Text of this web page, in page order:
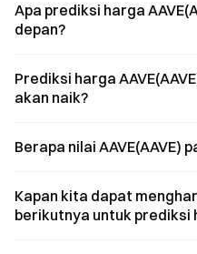
Apa prediksi harga
depan?
Prediksi harga
akan naik?
Berapa nilai AAVE(AAVE)
Kapan kita dapat
berikutnya untuk prediksi